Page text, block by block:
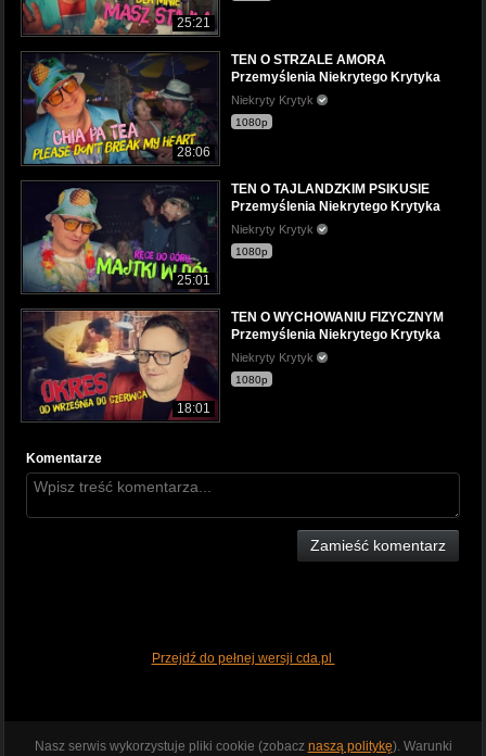
25:21
28:06
TEN O STRZALE AMORA
Przemyślenia Niekrytego Krytyka
Niekryty Krytyk
1080p
25:01
TEN O TAJLANDZKIM PSIKUSIE
Przemyślenia Niekrytego Krytyka
Niekryty Krytyk
1080p
18:01
TEN O WYCHOWANIU FIZYCZNYM
Przemyślenia Niekrytego Krytyka
Niekryty Krytyk
1080p
Komentarze
Zamieść komentarz
Przejdź do pełnej wersji cda.pl
Nasz serwis wykorzystuje pliki cookie (zobacz naszą politykę). Warunki